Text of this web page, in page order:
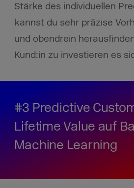
Stärke des individuellen
kannst du sehr präzise
und obendrein
Kund:in zu investieren es
#3 Predictive
Lifetime Value auf
Machine Learning